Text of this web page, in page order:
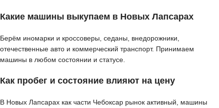
Какие машины выкупаем в Новых Лапсарах
Берём иномарки и кроссоверы, седаны, внедорожники,
отечественные авто и коммерческий транспорт. Принимаем
машины в любом состоянии и статусе.
Как пробег и состояние влияют на цену
В Новых Лапсарах как части Чебоксар рынок активный, машины